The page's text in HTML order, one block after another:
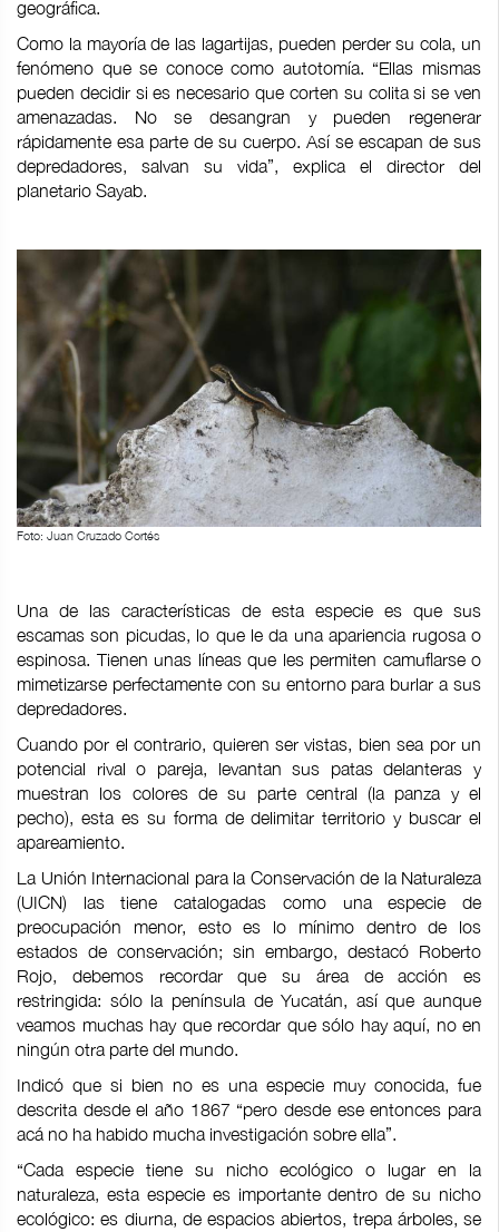
geográfica.
Como la mayoría de las lagartijas, pueden perder su cola, un
fenómeno que se conoce como autotomía. “Ellas mismas
pueden decidir si es necesario que corten su colita si se ven
amenazadas. No se desangran y pueden regenerar
rápidamente esa parte de su cuerpo. Así se escapan de sus
depredadores, salvan su vida”, explica el director del
planetario Sayab.
Foto: Juan Cruzado Cortés
Una de las características de esta especie es que sus
escamas son picudas, lo que le da una apariencia rugosa o
espinosa. Tienen unas líneas que les permiten camuflarse o
mimetizarse perfectamente con su entorno para burlar a sus
depredadores.
Cuando por el contrario, quieren ser vistas, bien sea por un
potencial rival o pareja, levantan sus patas delanteras y
muestran los colores de su parte central (la panza y el
pecho), esta es su forma de delimitar territorio y buscar el
apareamiento.
La Unión Internacional para la Conservación de la Naturaleza
(UICN) las tiene catalogadas como una especie de
preocupación menor, esto es lo mínimo dentro de los
estados de conservación; sin embargo, destacó Roberto
Rojo, debemos recordar que su área de acción es
restringida: sólo la península de Yucatán, así que aunque
veamos muchas hay que recordar que sólo hay aquí, no en
ningún otra parte del mundo.
Indicó que si bien no es una especie muy conocida, fue
descrita desde el año 1867 “pero desde ese entonces para
acá no ha habido mucha investigación sobre ella”.
“Cada especie tiene su nicho ecológico o lugar en la
naturaleza, esta especie es importante dentro de su nicho
ecológico: es diurna, de espacios abiertos, trepa árboles, se